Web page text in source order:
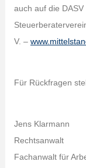
auch auf die
V. –
Für Rückfragen
Jens Klarmann
Rechtsanwalt
Fachanwalt für